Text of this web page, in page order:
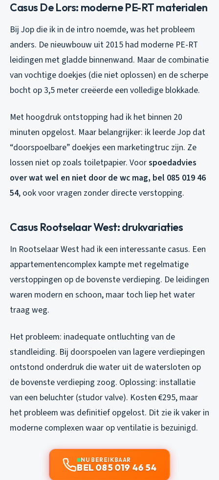
Casus De Lors: moderne PE-RT materialen
Bij Jop die ik in de intro noemde, was het probleem
anders. De nieuwbouw uit 2015 had moderne PE-RT
leidingen met gladde binnenwand. Maar de combinatie
van vochtige doekjes (die niet oplossen) en de scherpe
bocht op 3,5 meter creëerde een volledige blokkade.
Met hoogdruk ontstopping had ik het binnen 20
minuten opgelost. Maar belangrijker: ik leerde Jop dat
“doorspoelbare” doekjes een marketingtruc zijn. Ze
lossen niet op zoals toiletpapier. Voorspoedadvies
over wat wel en niet door de wc mag, bel 085 019 46
54, ook voor vragen zonder directe verstopping.
Casus Rootselaar West: drukvariaties
In Rootselaar West had ik een interessante casus. Een
appartementencomplex kampte met regelmatige
verstoppingen op de bovenste verdieping. De leidingen
waren modern en schoon, maar toch liep het water
traag weg.
Het probleem: inadequate ontluchting van de
standleiding. Bij doorspoelen van lagere verdiepingen
ontstond onderdruk die water uit de watersloten op
de bovenste verdieping zoog. Oplossing: installatie
van een beluchter (studor valve). Kosten €295, maar
het probleem was definitief opgelost. Dit zie ik vaker in
moderne complexen waar op ventilatie is bezuinigd.
NU BEREIKBAAR
BEL 085 019 46 54